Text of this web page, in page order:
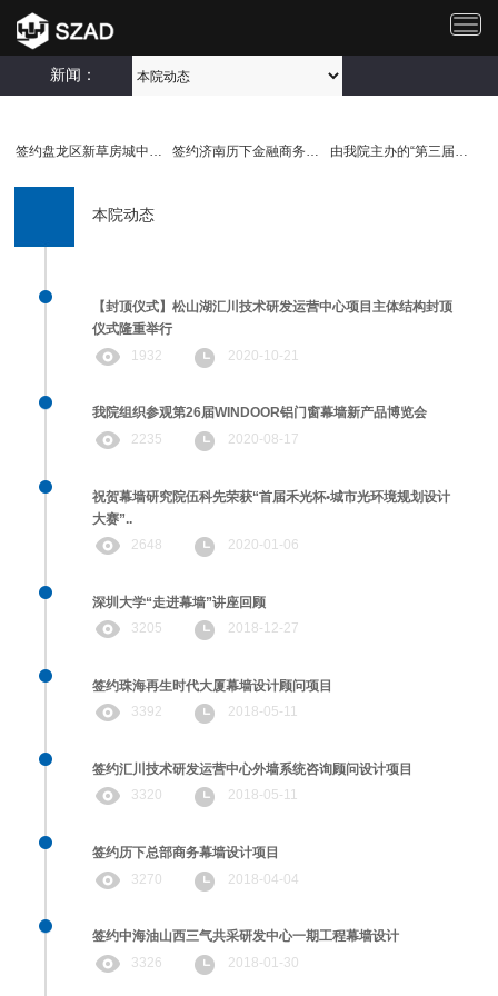
切
航
新闻：
本院动态
【封顶仪式】松山湖汇川技术研发运营中心项目主体结构封顶
仪式隆重举行
1932
2020-10-21
我院组织参观第26届WINDOOR铝门窗幕墙新产品博览会
2235
2020-08-17
祝贺幕墙研究院伍科先荣获“首届禾光杯•城市光环境规划设计
大赛”..
2648
2020-01-06
深圳大学“走进幕墙”讲座回顾
3205
2018-12-27
签约珠海再生时代大厦幕墙设计顾问项目
3392
2018-05-11
签约汇川技术研发运营中心外墙系统咨询顾问设计项目
3320
2018-05-11
签约历下总部商务幕墙设计项目
3270
2018-04-04
签约中海油山西三气共采研发中心一期工程幕墙设计
3326
2018-01-30